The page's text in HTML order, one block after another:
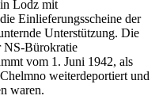
Lodz mit
Einlieferungsscheine der
Unterstützung. Die
NS-Bürokratie
vom 1. Juni 1942, als
weiterdeportiert und
waren.